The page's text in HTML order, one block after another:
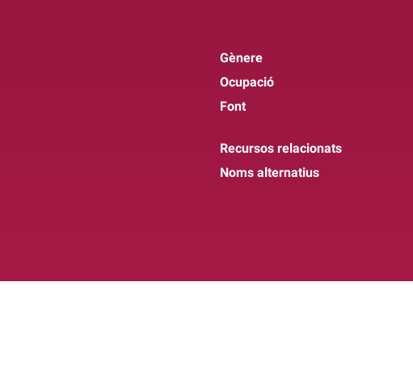
Gènere
Ocupació
Font
Recursos relacionats
Noms alternatius